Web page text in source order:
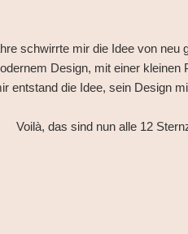
schwirrte mir die Idee von neu
Design, mit einer
entstand die Idee, sein Design
Voilà, das sind nun alle 12